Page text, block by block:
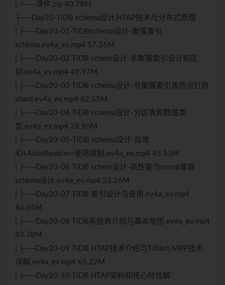
| └──课件.zip 40.78M
├──Day20-TiDB schema设计,HTAP技术与分布式原理
| ├──Day20-01-TiDBschema设计-聚簇索引
schema.ev4a_ev.mp4 57.26M
| ├──Day20-02 TiDB schem设计-非聚簇索引设计和区
别.ev4a_ev.mp4 49.97M
| ├──Day20-03 TiDB schema设计-非聚簇索引表热点打散
shard.ev4a_ev.mp4 62.55M
| ├──Day20-04 TiDB schema设计-分区表和数值类
型.ev4a_ev.mp4 28.90M
| ├──Day20-05-TiDB schema设计-自增
ID+AutoRandom+使用限制.ev4a_ev.mp4 45.53M
| ├──Day20-06 TiDB schem设计-高性能与mysql兼容
schema设计.ev4a_ev.mp4 23.26M
| ├──Day20-07 TiDB 索引设计与使用.ev4a_ev.mp4
84.64M
| ├──Day20-08 TiDB系统表介绍与基本使用.ev4a_ev.mp4
83.78M
| ├──Day20-09 TiDB HTAP技术介绍与Tiflash MPP技术
详解.ev4a_ev.mp4 65.22M
| ├──Day20-10 TiDB HTAP架构和核心特性解